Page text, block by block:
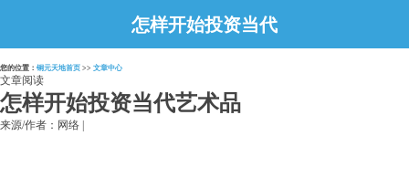
怎样开始投资当代
艺术品
您的位置： 铜元天地首页 >> 文章中心
文章阅读
怎样开始投资当代艺术品
来源/作者：网络 |